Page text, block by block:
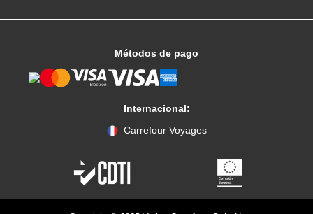
Métodos de pago
Internacional:
Carrefour Voyages